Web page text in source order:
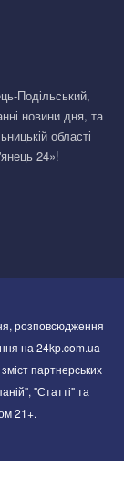
Подільський,
новини дня, та
області
24»!
розповсюдження
на 24kp.com.ua
партнерських
"Статті" та
21+.